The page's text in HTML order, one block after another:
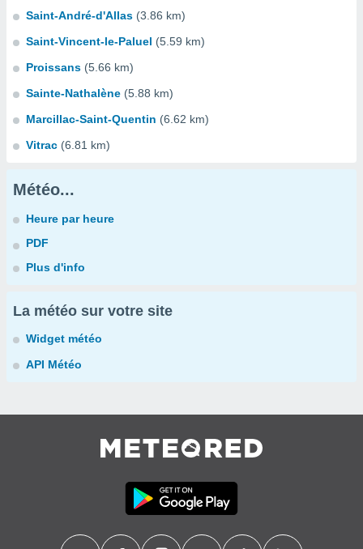
Saint-André-d'Allas (3.86 km)
Saint-Vincent-le-Paluel (5.59 km)
Proissans (5.66 km)
Sainte-Nathalène (5.88 km)
Marcillac-Saint-Quentin (6.62 km)
Vitrac (6.81 km)
Météo...
Heure par heure
PDF
Plus d'info
La météo sur votre site
Widget météo
API Météo